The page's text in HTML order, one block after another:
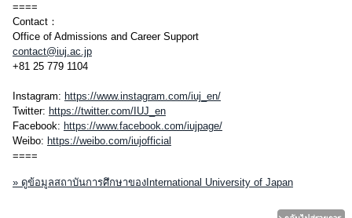
====
Contact：
Office of Admissions and Career Support
contact@iuj.ac.jp
+81 25 779 1104
Instagram: https://www.instagram.com/iuj_en/
Twitter: https://twitter.com/IUJ_en
Facebook: https://www.facebook.com/iujpage/
Weibo: https://weibo.com/iujofficial
====
» ดูข้อมูลสถาบันการศึกษาของInternational University of Japan